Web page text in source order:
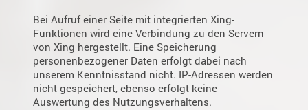
Bei Aufruf einer Seite mit integrierten Xing-
Funktionen wird eine Verbindung zu den Servern
von Xing hergestellt. Eine Speicherung
personenbezogener Daten erfolgt dabei nach
unserem Kenntnisstand nicht. IP-Adressen werden
nicht gespeichert, ebenso erfolgt keine
Auswertung des Nutzungsverhaltens.